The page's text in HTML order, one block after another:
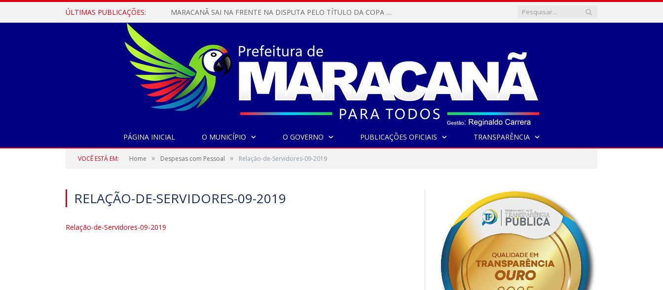
ÚLTIMAS PUBLICAÇÕES: MARACANÃ SAI NA FRENTE NA DISPUTA PELO TÍTULO DA COPA PARÁ SUB-17!
PÁGINA INICIAL O MUNICÍPIO O GOVERNO PUBLICAÇÕES OFICIAIS TRANSPARÊNCIA
VOCÊ ESTÁ EM: Home » Despesas com Pessoal » Relação-de-Servidores-09-2019
RELAÇÃO-DE-SERVIDORES-09-2019
Relação-de-Servidores-09-2019